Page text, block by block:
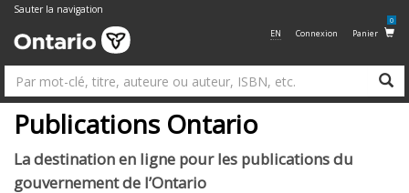
Sauter la navigation
EN Connexion Panier
0
Publications Ontario
La destination en ligne pour les publications du
gouvernement de l’Ontario